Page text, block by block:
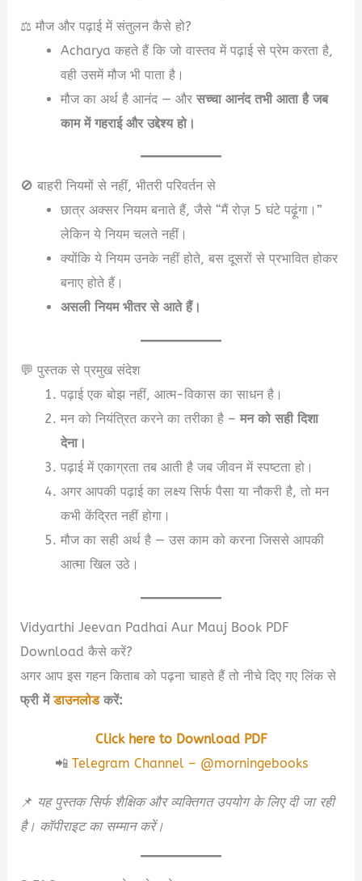
⚖️ मौज और पढ़ाई में संतुलन कैसे हो?
Acharya कहते हैं कि जो वास्तव में पढ़ाई से प्रेम करता है,
वही उसमें मौज भी पाता है।
मौज का अर्थ है आनंद — और सच्चा आनंद तभी आता है जब
काम में गहराई और उद्देश्य हो।
🚫 बाहरी नियमों से नहीं, भीतरी परिवर्तन से
छात्र अक्सर नियम बनाते हैं, जैसे “मैं रोज़ 5 घंटे पढ़ूंगा।”
लेकिन ये नियम चलते नहीं।
क्योंकि ये नियम उनके नहीं होते, बस दूसरों से प्रभावित होकर
बनाए होते हैं।
असली नियम भीतर से आते हैं।
💬 पुस्तक से प्रमुख संदेश
पढ़ाई एक बोझ नहीं, आत्म-विकास का साधन है।
मन को नियंत्रित करने का तरीका है – मन को सही दिशा
देना।
पढ़ाई में एकाग्रता तब आती है जब जीवन में स्पष्टता हो।
अगर आपकी पढ़ाई का लक्ष्य सिर्फ पैसा या नौकरी है, तो मन
कभी केंद्रित नहीं होगा।
मौज का सही अर्थ है — उस काम को करना जिससे आपकी
आत्मा खिल उठे।
Vidyarthi Jeevan Padhai Aur Mauj Book PDF
Download कैसे करें?
अगर आप इस गहन किताब को पढ़ना चाहते हैं तो नीचे दिए गए लिंक से
फ्री मेंडाउनलोडकरें:
Click here to Download PDF
📲 Telegram Channel – @morningebooks
📌 यह पुस्तक सिर्फ शैक्षिक और व्यक्तिगत उपयोग के लिए दी जा रही
है। कॉपीराइट का सम्मान करें।